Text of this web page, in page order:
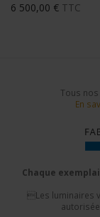
6 500,00 € TTC
Tous
En
Chaque
Les luminaires